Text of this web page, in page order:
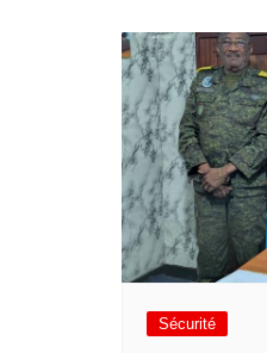
Sécurité